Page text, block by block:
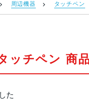
周辺機器 タッチペン
ッチペン 商
た